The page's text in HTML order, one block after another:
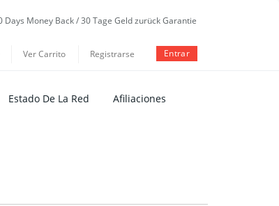
Ver Carrito Registrarse Entrar
Estado De La Red Afiliaciones